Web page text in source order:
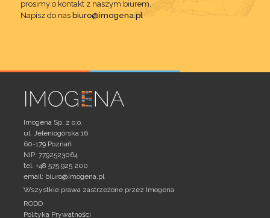
prosimy o kontakt z naszym biurem.
Napisz do nas biuro@imogena.pl
Imogena Sp. z o.o.
ul. Jeleniogórska 16
60-179 Poznań
NIP: 7792523064
tel. +48 575 925 200
email: biuro@imogena.pl
Wszystkie prawa zastrzeżone przez Imogena
RODO
Polityka Prywatności